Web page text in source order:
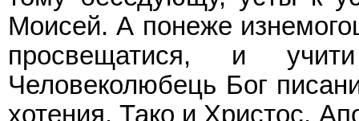
Моисей. А понеже
просвещатися, и
Человеколюбець Бог
хотения. Тако и Христос,